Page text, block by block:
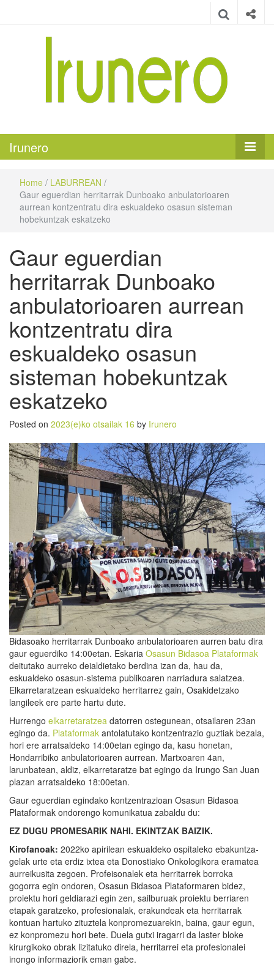
Irunero
Home / LABURREAN /
Gaur eguerdian herritarrak Dunboako anbulatorioaren
aurrean kontzentratu dira eskualdeko osasun sisteman
hobekuntzak eskatzeko
Gaur eguerdian
herritarrak Dunboako
anbulatorioaren aurrean
kontzentratu dira
eskualdeko osasun
sisteman hobekuntzak
eskatzeko
Posted on 2023(e)ko otsailak 16 by Irunero
Bidasoako herritarrak Dunboako anbulatorioaren aurren batu dira
gaur eguerdiko 14:00etan. Eskaria Osasun Bidasoa Plataformak
deitutako aurreko deialdietako berdina izan da, hau da,
eskualdeko osasun-sistema publikoaren narriadura salatzea.
Elkarretaratzean eskualdeko herritarrez gain, Osakidetzako
langileek ere parte hartu dute.
Hurrengo elkarretaratzea datorren ostegunean, otsailaren 23an
egingo da. Plataformak antolatutako kontzentrazio guztiak bezala,
hori ere arratsaldeko 14:00etan egingo da, kasu honetan,
Hondarribiko anbulatorioaren aurrean. Martxoaren 4an,
larunbatean, aldiz, elkarretaratze bat egingo da Irungo San Juan
plazan arratsaldeko 18:00etan.
Gaur eguerdian egindako kontzentrazioan Osasun Bidasoa
Plataformak ondorengo komunikatua zabaldu du:
EZ DUGU PROMESARIK NAHI. EKINTZAK BAIZIK.
Kirofanoak: 2022ko apirilean eskualdeko ospitaleko ebakuntza-
gelak urte eta erdiz ixtea eta Donostiako Onkologikora eramatea
aurreikusita zegoen. Profeisonalek eta herritarrek borroka
gogorra egin ondoren, Osasun Bidasoa Plataformaren bidez,
proiektu hori geldiarazi egin zen, sailburuak proiektu berriaren
etapak garatzeko, profesionalak, erakundeak eta herritarrak
kontuan hartuko zituztela konpromezuarekin, baina, gaur egun,
ez konpromezu hori bete. Duela gutxi iragarri da laster bloke
kirurgikoko obrak lizitatuko direla, herritarrei eta profesionalei
inongo informaziorik eman gabe.